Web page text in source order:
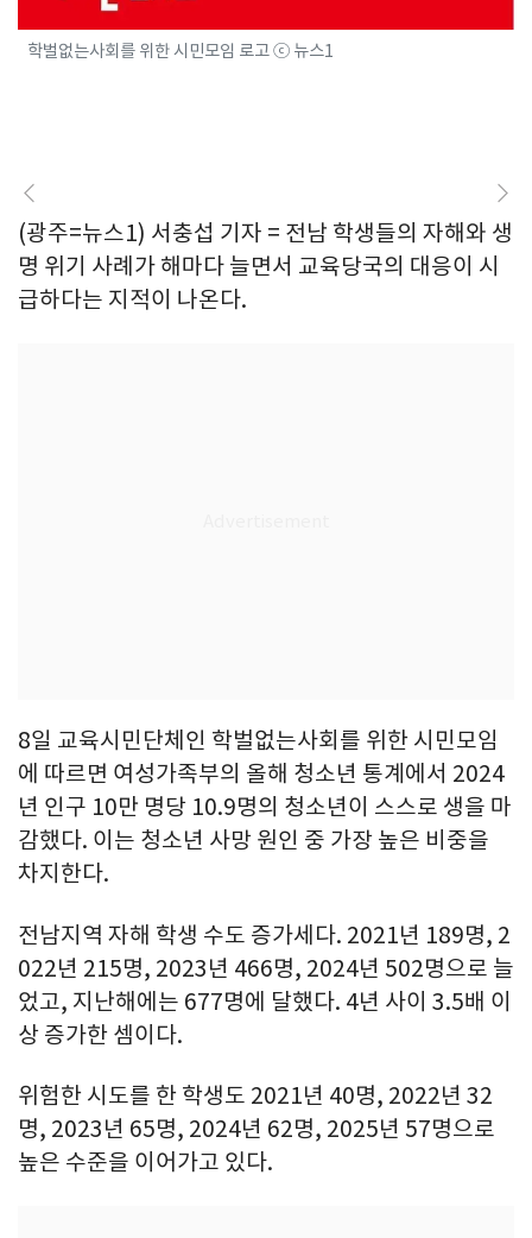
학벌없는사회를 위한 시민모임 로고 ⓒ 뉴스1
(광주=뉴스1) 서충섭 기자 = 전남 학생들의 자해와 생
명 위기 사례가 해마다 늘면서 교육당국의 대응이 시
급하다는 지적이 나온다.
8일 교육시민단체인 학벌없는사회를 위한 시민모임
에 따르면 여성가족부의 올해 청소년 통계에서 2024
년 인구 10만 명당 10.9명의 청소년이 스스로 생을 마
감했다. 이는 청소년 사망 원인 중 가장 높은 비중을
차지한다.
전남지역 자해 학생 수도 증가세다. 2021년 189명, 2
022년 215명, 2023년 466명, 2024년 502명으로 늘
었고, 지난해에는 677명에 달했다. 4년 사이 3.5배 이
상 증가한 셈이다.
위험한 시도를 한 학생도 2021년 40명, 2022년 32
명, 2023년 65명, 2024년 62명, 2025년 57명으로
높은 수준을 이어가고 있다.